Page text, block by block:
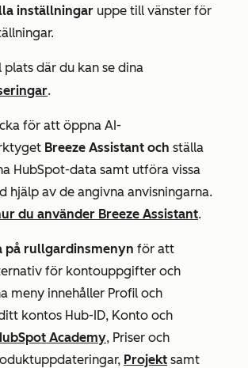
inställningar uppe till vänster för
plats där du kan se dina
.
för att öppna AI-
Breeze Assistant och ställa
HubSpot-data samt utföra vissa
hjälp av de angivna anvisningarna.
du använder Breeze Assistant.
på rullgardinsmenyn för att
för kontouppgifter och
meny innehåller Profil och
kontos Hub-ID, Konto och
Academy, Priser och
Projekt samt